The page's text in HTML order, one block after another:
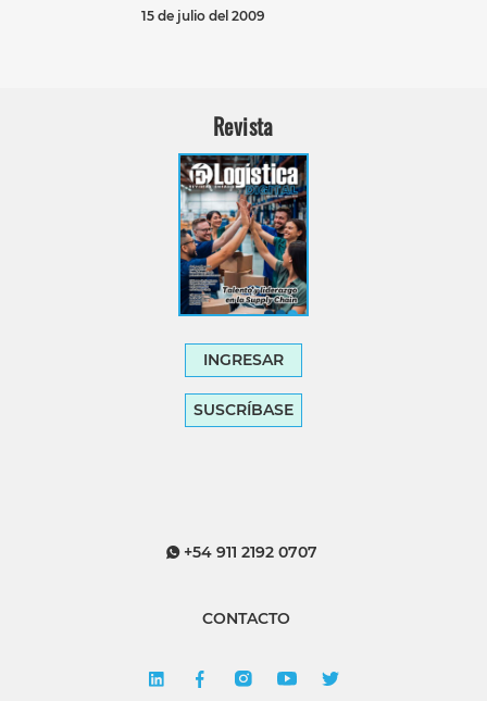
15 de julio del 2009
Revista
INGRESAR
SUSCRÍBASE
+54 911 2192 0707
CONTACTO